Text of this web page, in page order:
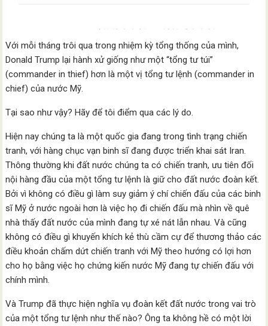
Với mỗi tháng trôi qua trong nhiệm kỳ tổng thống của mình,
Donald Trump lại hành xử giống như một “tổng tư túi”
(commander in thief) hơn là một vị tổng tư lệnh (commander in
chief) của nước Mỹ.
Tại sao như vậy? Hãy để tôi điểm qua các lý do.
Hiện nay chúng ta là một quốc gia đang trong tình trạng chiến
tranh, với hàng chục vạn binh sĩ đang được triển khai sát Iran.
Thông thường khi đất nước chúng ta có chiến tranh, ưu tiên đối
nội hàng đầu của một tổng tư lệnh là giữ cho đất nước đoàn kết.
Bởi vì không có điều gì làm suy giảm ý chí chiến đấu của các binh
sĩ Mỹ ở nước ngoài hơn là việc họ đi chiến đấu mà nhìn về quê
nhà thấy đất nước của mình đang tự xé nát lẫn nhau. Và cũng
không có điều gì khuyến khích kẻ thù cầm cự để thương thảo các
điều khoản chấm dứt chiến tranh với Mỹ theo hướng có lợi hơn
cho họ bằng việc họ chứng kiến nước Mỹ đang tự chiến đấu với
chính mình.
Và Trump đã thực hiện nghĩa vụ đoàn kết đất nước trong vai trò
của một tổng tư lệnh như thế nào? Ông ta không hề có một lời